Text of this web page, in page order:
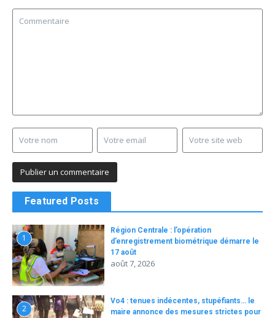
Featured Posts
1
Région Centrale : l’opération
d’enregistrement biométrique démarre le
17 août
août 7, 2026
2
Vo4 : tenues indécentes, stupéfiants… le
maire annonce des mesures strictes pour